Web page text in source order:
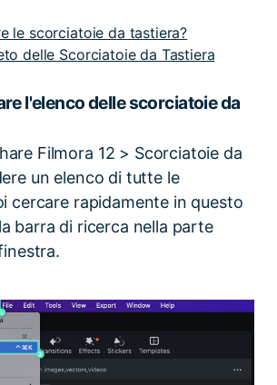
le scorciatoie da tastiera?
delle Scorciatoie da Tastiera
l'elenco delle scorciatoie da
Filmora 12 > Scorciatoie da
un elenco di tutte le
cercare rapidamente in questo
barra di ricerca nella parte